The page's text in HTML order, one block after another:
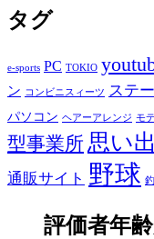
タグ
e-sports PC TOKIO
ン
コンビニスィーツ ステ
パソコン ヘアーアレンジ モ
型事業所 思い出
通販サイト 野球
評価者年